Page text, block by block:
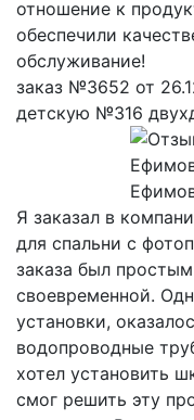
отношение к
обеспечили
обслуживание!
заказ №3652 от
детскую №316
Я заказал в
для спальни с
заказа был
своевременной.
установки,
водопроводные
хотел установить
смог решить эту